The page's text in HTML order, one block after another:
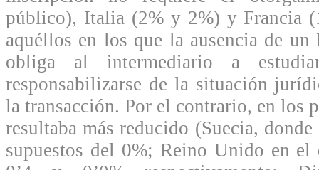
público), Italia (2% y 2%) y Francia
aquéllos en los que la ausencia de un
obliga al intermediario a
responsabilizarse de la situación
la transacción. Por el contrario, en los
resultaba más reducido (Suecia,
supuestos del 0%; Reino Unido en el